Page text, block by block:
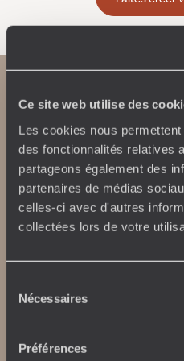
Ce site web utilise des
Les cookies nous
des fonctionnalités relatives
partageons également des
partenaires de médias
celles-ci avec d'autres
collectées lors de votre
Nécessaires
Préférences
Abonnez-vous à notre
100% carbone absorbé